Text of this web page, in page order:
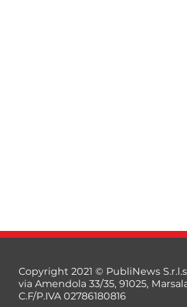
Copyright 2021 © PubliNews
via Amendola 33/35, 91025,
C.F/P.IVA 02786180816